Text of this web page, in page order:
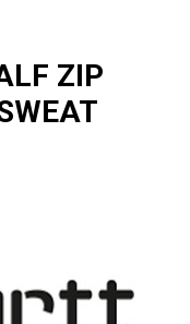
ZIP